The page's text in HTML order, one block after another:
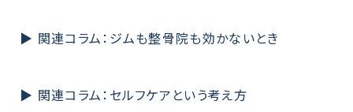
▶ 関連コラム：ジムも整骨院も効かないとき
▶ 関連コラム：セルフケアという考え方